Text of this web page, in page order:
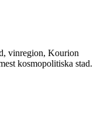
vinregion, Kourion
kosmopolitiska stad.